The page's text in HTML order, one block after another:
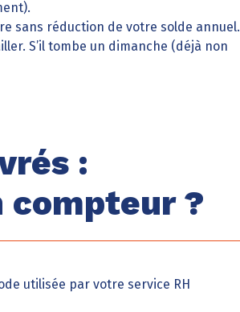
sans réduction de votre solde annuel.
S’il tombe un dimanche (déjà non
:
?
utilisée par votre service RH